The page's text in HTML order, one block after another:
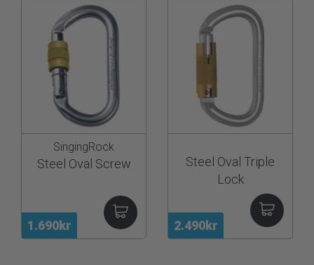
1.690kr
SingingRock
Steel Oval Screw
2.490kr
Steel Oval Triple
Lock